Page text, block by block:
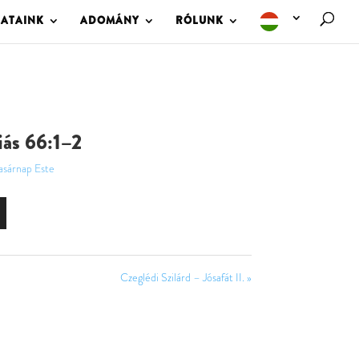
ADOMÁNY RÓLUNK
66:1–2
Este
Czeglédi Szilárd – Jósafát II. »